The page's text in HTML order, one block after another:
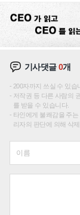
기사댓글0개
200자까지 쓰실 수 있습
저작권 등 다른 사람의
를 받을 수 있습니다.
타인에게 불쾌감을 주
리자의 판단에 의해 삭